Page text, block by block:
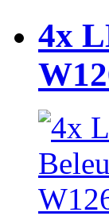
4x